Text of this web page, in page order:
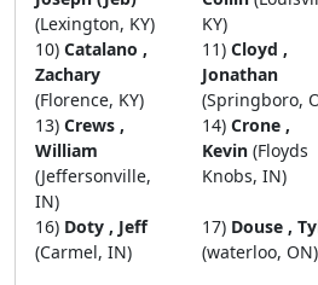
(Lexington, KY)
KY)
10) Catalano ,
Zachary
(Florence, KY)
11) Cloyd ,
Jonathan
(Springboro,
13) Crews ,
William
(Jeffersonville,
IN)
14) Crone ,
Kevin (Floyds
Knobs, IN)
16) Doty , Jeff
(Carmel, IN)
17) Douse ,
(waterloo, ON)